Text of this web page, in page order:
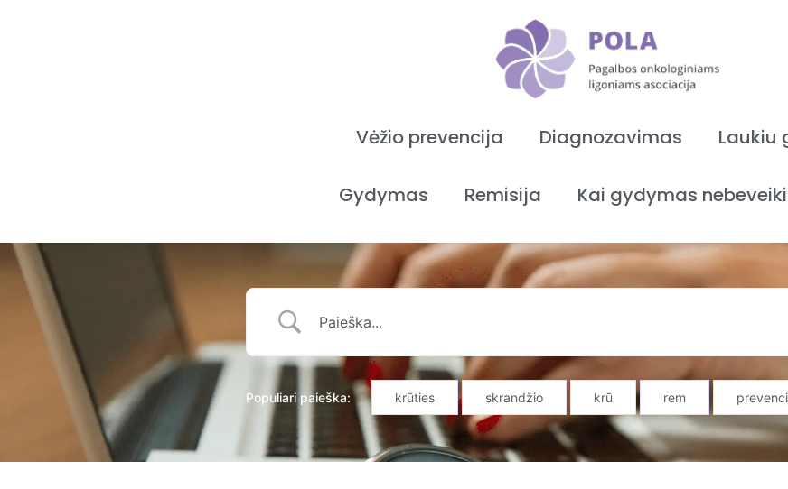
Vėžio prevencija Diagnozavimas Laukiu
Gydymas Remisija Kai gydymas
Populiari paieška: krūties skrandžio krū rem